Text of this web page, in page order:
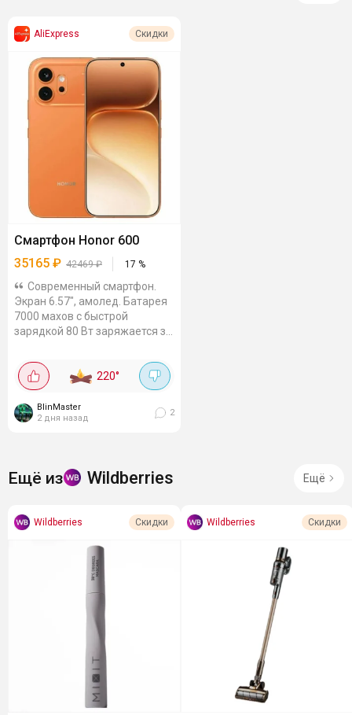
AliExpress Скидки
Смартфон Honor 600
35165 ₽ 42469₽ 17 %
Современный смартфон.
Экран 6.57", амолед. Батарея
7000 махов с быстрой
зарядкой 80 Вт заряжается за
процессор Snapdragon 7 Gen
4, защита от влаги....
220°
BlinMaster
2 дня назад
2
Ещё из Wildberries Ещё
Wildberries Скидки Wildberries Скидки